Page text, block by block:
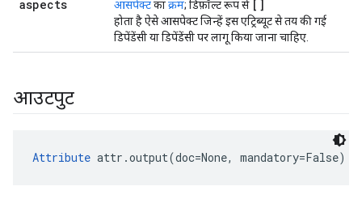
aspects आसपेक्टकाक्रम; डिफ़ॉल्ट रूप से []
होता है ऐसे आसपेक्ट जिन्हें इस एट्रिब्यूट से तय की गई
डिपेंडेंसी या डिपेंडेंसी पर लागू किया जाना चाहिए.
आउटपुट
Attribute attr.output(doc=None, mandatory=False)